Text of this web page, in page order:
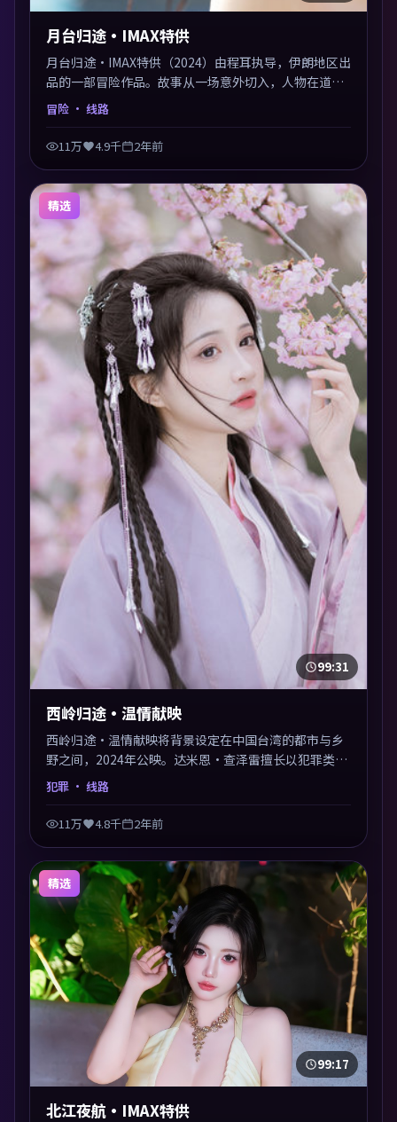
月台归途·IMAX特供
月台归途·IMAX特供（2024）由程耳执导，伊朗地区出
品的一部冒险作品。故事从一场意外切入，人物在道德
与生存之间反复摇摆，叙事层层推进，情绪克制而有
力。主演阵容以生活化表演见长，对手戏火花四溅。
冒险 · 线路
11万 4.9千 2年前
精选
99:31
西岭归途·温情献映
西岭归途·温情献映将背景设定在中国台湾的都市与乡
野之间，2024年公映。达米恩·查泽雷擅长以犯罪类型
包裹社会议题，节奏张弛有度，留白处耐人寻味。剪辑
犯罪 · 线路
11万 4.8千 2年前
精选
99:17
北江夜航·IMAX特供